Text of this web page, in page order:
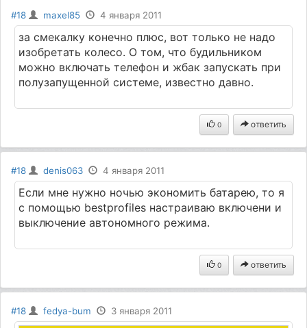
#18 maxel85 4 января 2011
за смекалку конечно плюс, вот только не надо
изобретать колесо. О том, что будильником
можно включать телефон и жбак запускать при
полузапущенной системе, известно давно.
0 ответить
#18 denis063 4 января 2011
Если мне нужно ночью экономить батарею, то я
с помощью bestprofiles настраиваю включени и
выключение автономного режима.
0 ответить
#18 fedya-bum 3 января 2011